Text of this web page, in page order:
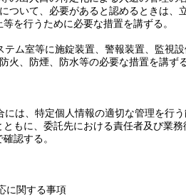
ついて、必要があると認めるときは
を行うために必要な措置を講ずる。
ム室等に施錠装置、警報装置、監視設
、防煙、防水等の必要な措置を講ず
は、特定個人情報の適切な管理を行
もに、委託先における責任者及び業
認する。
に関する事項